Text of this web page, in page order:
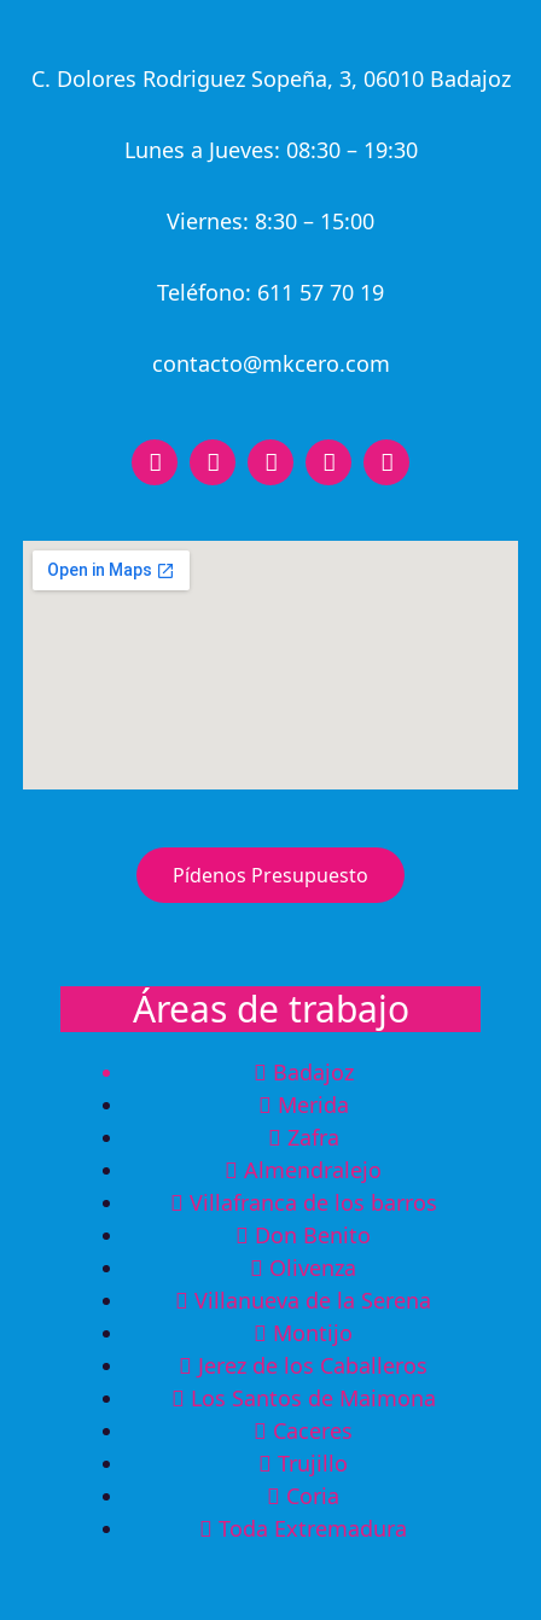
Áreas de trabajo
Badajoz
Merida
Zafra
Almendralejo
Villafranca de los barros
Don Benito
Olivenza
Villanueva de la Serena
Montijo
Jerez de los Caballeros
Los Santos de Maimona
Caceres
Trujillo
Coria
Toda Extremadura
C. Dolores Rodriguez Sopeña, 3, 06010 Badajoz
Lunes a Jueves: 08:30 – 19:30
Viernes: 8:30 – 15:00
Teléfono: 611 57 70 19
contacto@mkcero.com
Pídenos Presupuesto